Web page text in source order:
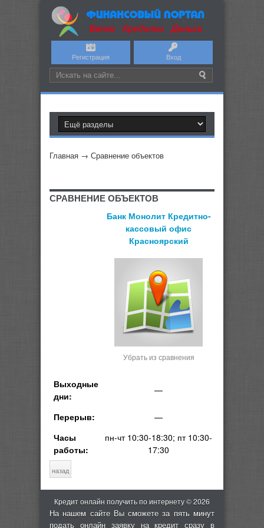
Регистрация Вход
Главная → Сравнение объектов
СРАВНЕНИЕ ОБЪЕКТОВ
Банк Монолит Кредитно-
кассовый офис
Красноярский
Убрать из сравнения
Выходные
дни:
—
Перерыв:
—
Часы
работы:
пн-чт 10:30-18:30; пт 10:30-
17:30
Кредит онлайн получить по интернету © 2026
На нашем сайте Вы сможете за пять минут
подать онлайн заявку на кредит сразу в